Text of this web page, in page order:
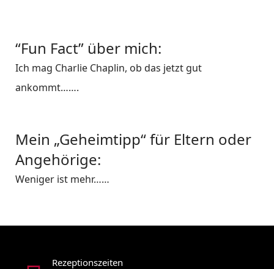
“Fun Fact” über mich:
Ich mag Charlie Chaplin, ob das jetzt gut
ankommt…….
Mein „Geheimtipp“ für Eltern oder
Angehörige:
Weniger ist mehr……
Rezeptionszeiten